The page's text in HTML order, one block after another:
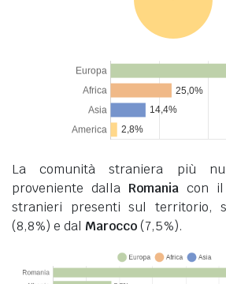
La comunità straniera più
proveniente dalla Romaniacon il
stranieri presenti sul territorio,
(8,8%) e dal Marocco(7,5%).